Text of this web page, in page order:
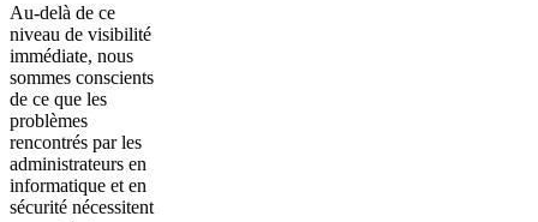
Au-delà de ce
niveau de visibilité
immédiate, nous
sommes conscients
de ce que les
problèmes
rencontrés par les
administrateurs en
informatique et en
sécurité nécessitent